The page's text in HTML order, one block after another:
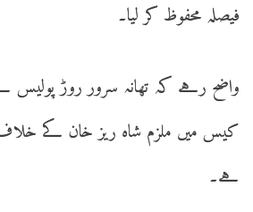
فیصلہ محفوظ کر لیا۔
واضح رہے کہ تھانہ سرور روڑ پولیس
کیس میں ملزم شاہ ریز خان کے
ہے۔